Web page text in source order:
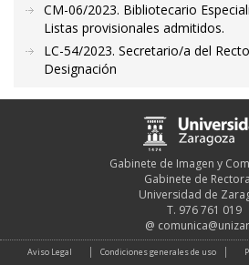
CM-06/2023. Bibliotecario
Listas provisionales admitidos.
LC-54/2023. Secretario/a del
Designación
Gabinete de Imagen y
Gabinete de
Universidad de
T. 976 761 019
@
Aviso Legal Condiciones generales de uso